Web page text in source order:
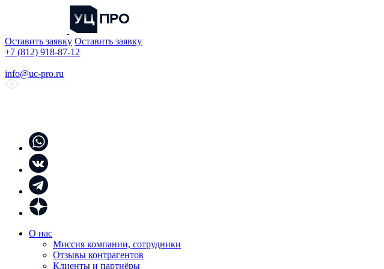
Оставить заявку Оставить заявку
+7 (812) 918-87-12
info@uc-pro.ru
О нас
Миссия компании, сотрудники
Отзывы контрагентов
Клиенты и партнёры